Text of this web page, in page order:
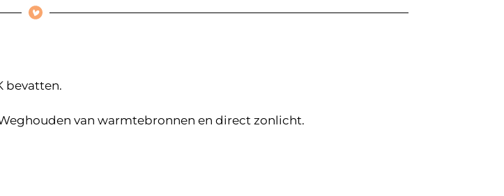
bevatten.
van warmtebronnen en direct zonlicht.